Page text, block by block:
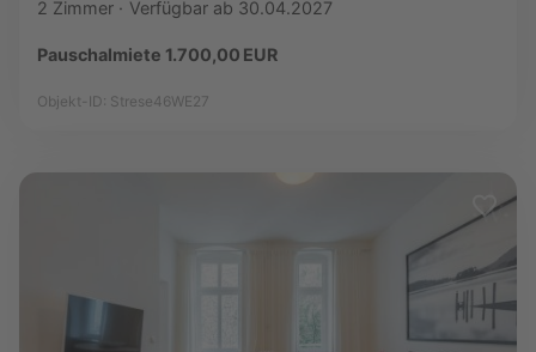
2 Zimmer Verfügbar ab 30.04.2027
Pauschalmiete 1.700,00 EUR
Objekt-ID: Strese46WE27